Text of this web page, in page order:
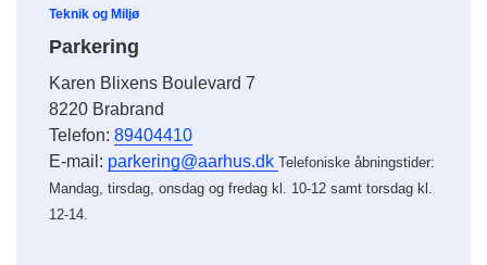
Teknik og Miljø
Parkering
Karen Blixens Boulevard 7
8220 Brabrand
Telefon: 89404410
E-mail: parkering@aarhus.dk Telefoniske åbningstider:
Mandag, tirsdag, onsdag og fredag kl. 10-12 samt torsdag kl.
12-14.